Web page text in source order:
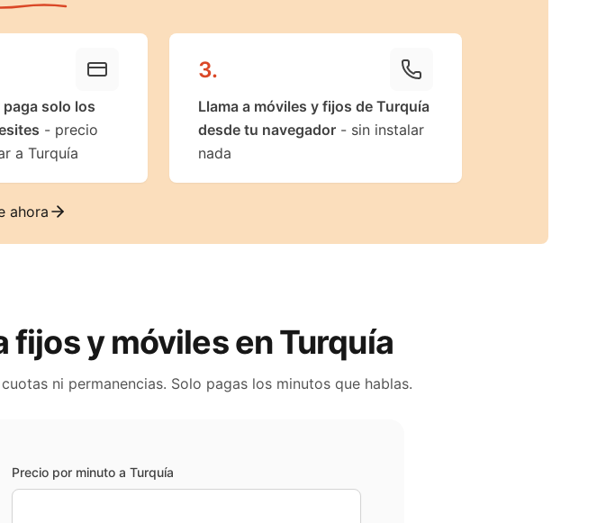
solo los
- precio
a Turquía
3.
Llama a móviles y fijos de Turquía
desde tu navegador- sin instalar
nada
ahora
fijos y móviles enTurquía
ni permanencias. Solo pagas los minutos que hablas.
Precio por minuto a Turquía